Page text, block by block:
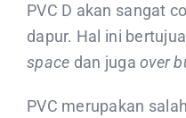
PVC D akan sangat
dapur. Hal ini
space dan jugaover
PVC merupakan